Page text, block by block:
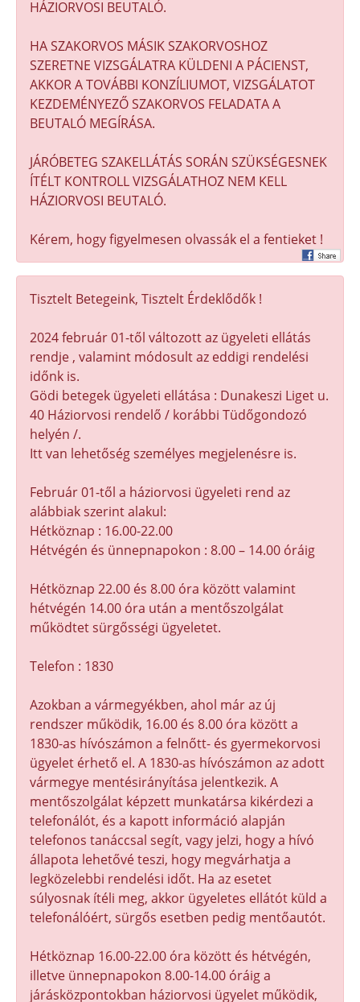
HÁZIORVOSI BEUTALÓ.
HA SZAKORVOS MÁSIK SZAKORVOSHOZ
SZERETNE VIZSGÁLATRA KÜLDENI A PÁCIENST,
AKKOR A TOVÁBBI KONZÍLIUMOT, VIZSGÁLATOT
KEZDEMÉNYEZŐ SZAKORVOS FELADATA A
BEUTALÓ MEGÍRÁSA.
JÁRÓBETEG SZAKELLÁTÁS SORÁN SZÜKSÉGESNEK
ÍTÉLT KONTROLL VIZSGÁLATHOZ NEM KELL
HÁZIORVOSI BEUTALÓ.
Kérem, hogy figyelmesen olvassák el a fentieket !
Tisztelt Betegeink, Tisztelt Érdeklődők !
2024 február 01-től változott az ügyeleti ellátás
rendje , valamint módosult az eddigi rendelési
időnk is.
Gödi betegek ügyeleti ellátása : Dunakeszi Liget u.
40 Háziorvosi rendelő / korábbi Tüdőgondozó
helyén /.
Itt van lehetőség személyes megjelenésre is.
Február 01-től a háziorvosi ügyeleti rend az
alábbiak szerint alakul:
Hétköznap : 16.00-22.00
Hétvégén és ünnepnapokon : 8.00 – 14.00 óráig
Hétköznap 22.00 és 8.00 óra között valamint
hétvégén 14.00 óra után a mentőszolgálat
működtet sürgősségi ügyeletet.
Telefon : 1830
Azokban a vármegyékben, ahol már az új
rendszer működik, 16.00 és 8.00 óra között a
1830-as hívószámon a felnőtt- és gyermekorvosi
ügyelet érhető el. A 1830-as hívószámon az adott
vármegye mentésirányítása jelentkezik. A
mentőszolgálat képzett munkatársa kikérdezi a
telefonálót, és a kapott információ alapján
telefonos tanáccsal segít, vagy jelzi, hogy a hívó
állapota lehetővé teszi, hogy megvárhatja a
legközelebbi rendelési időt. Ha az esetet
súlyosnak ítéli meg, akkor ügyeletes ellátót küld a
telefonálóért, sürgős esetben pedig mentőautót.
Hétköznap 16.00-22.00 óra között és hétvégén,
illetve ünnepnapokon 8.00-14.00 óráig a
járásközpontokban háziorvosi ügyelet működik,